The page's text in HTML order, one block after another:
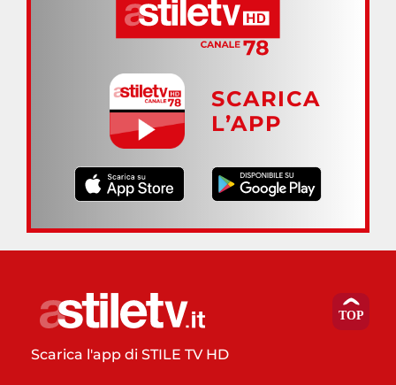
SCARICA
L’APP
Scarica l'app di STILE TV HD